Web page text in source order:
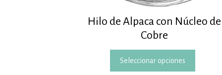
Hilo de Alpaca con Núcleo de
Cobre
Seleccionar opciones